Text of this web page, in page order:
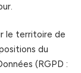
le territoire de
du
(RGPD :